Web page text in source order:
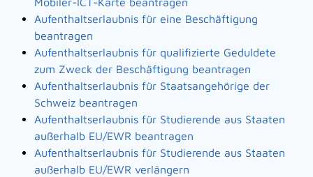
Aufenthaltserlaubnis für eine Beschäftigung
beantragen
Aufenthaltserlaubnis für qualifizierte Geduldete
zum Zweck der Beschäftigung beantragen
Aufenthaltserlaubnis für Staatsangehörige der
Schweiz beantragen
Aufenthaltserlaubnis für Studierende aus Staaten
außerhalb EU/EWR beantragen
Aufenthaltserlaubnis für Studierende aus Staaten
außerhalb EU/EWR verlängern